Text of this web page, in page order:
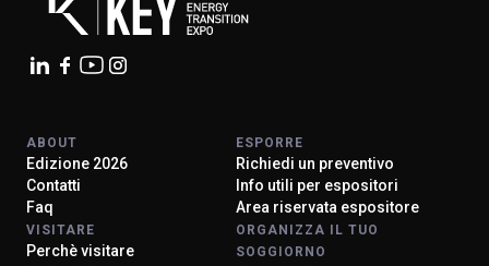
ABOUT
Edizione 2026
Contatti
Faq
ESPORRE
Richiedi un preventivo
Info utili per espositori
Area riservata espositore
VISITARE
Perchè visitare
ORGANIZZA IL TUO
SOGGIORNO